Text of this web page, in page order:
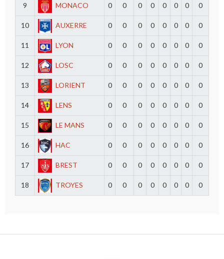
9 MONACO 0 0 0 0 0 0 0 0
10 AUXERRE 0 0 0 0 0 0 0 0
11 LYON 0 0 0 0 0 0 0 0
12 LOSC 0 0 0 0 0 0 0 0
13 LORIENT 0 0 0 0 0 0 0 0
14 LENS 0 0 0 0 0 0 0 0
15 LE MANS 0 0 0 0 0 0 0 0
16 HAC 0 0 0 0 0 0 0 0
17 BREST 0 0 0 0 0 0 0 0
18 TROYES 0 0 0 0 0 0 0 0